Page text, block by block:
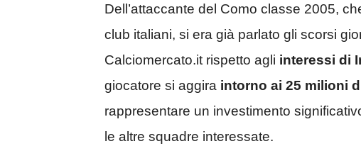
Dell’attaccante del Como classe 2005,
club italiani, si era già parlato gli scorsi
Calciomercato.it rispetto agli interessi di
giocatore si aggira intorno ai 25 milioni
rappresentare un investimento
le altre squadre interessate.